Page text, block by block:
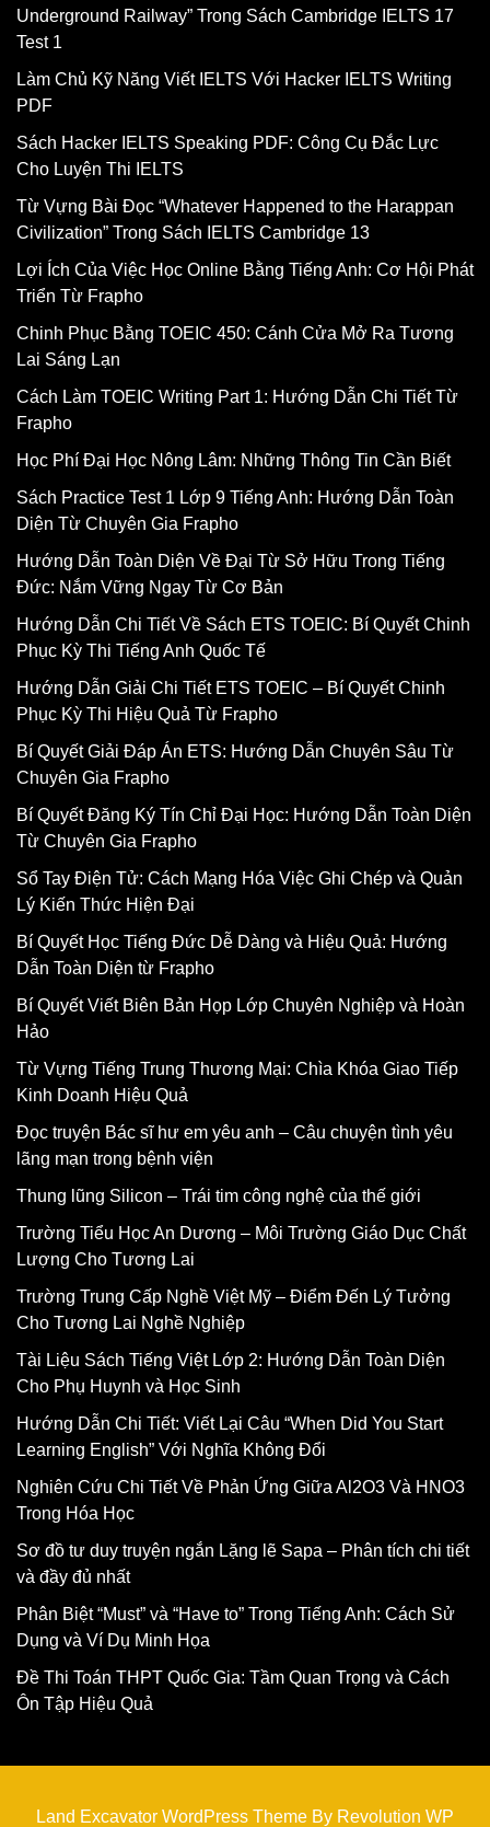
Underground Railway” Trong Sách Cambridge IELTS 17
Test 1
Làm Chủ Kỹ Năng Viết IELTS Với Hacker IELTS Writing
PDF
Sách Hacker IELTS Speaking PDF: Công Cụ Đắc Lực
Cho Luyện Thi IELTS
Từ Vựng Bài Đọc “Whatever Happened to the Harappan
Civilization” Trong Sách IELTS Cambridge 13
Lợi Ích Của Việc Học Online Bằng Tiếng Anh: Cơ Hội Phát
Triển Từ Frapho
Chinh Phục Bằng TOEIC 450: Cánh Cửa Mở Ra Tương
Lai Sáng Lạn
Cách Làm TOEIC Writing Part 1: Hướng Dẫn Chi Tiết Từ
Frapho
Học Phí Đại Học Nông Lâm: Những Thông Tin Cần Biết
Sách Practice Test 1 Lớp 9 Tiếng Anh: Hướng Dẫn Toàn
Diện Từ Chuyên Gia Frapho
Hướng Dẫn Toàn Diện Về Đại Từ Sở Hữu Trong Tiếng
Đức: Nắm Vững Ngay Từ Cơ Bản
Hướng Dẫn Chi Tiết Về Sách ETS TOEIC: Bí Quyết Chinh
Phục Kỳ Thi Tiếng Anh Quốc Tế
Hướng Dẫn Giải Chi Tiết ETS TOEIC – Bí Quyết Chinh
Phục Kỳ Thi Hiệu Quả Từ Frapho
Bí Quyết Giải Đáp Án ETS: Hướng Dẫn Chuyên Sâu Từ
Chuyên Gia Frapho
Bí Quyết Đăng Ký Tín Chỉ Đại Học: Hướng Dẫn Toàn Diện
Từ Chuyên Gia Frapho
Sổ Tay Điện Tử: Cách Mạng Hóa Việc Ghi Chép và Quản
Lý Kiến Thức Hiện Đại
Bí Quyết Học Tiếng Đức Dễ Dàng và Hiệu Quả: Hướng
Dẫn Toàn Diện từ Frapho
Bí Quyết Viết Biên Bản Họp Lớp Chuyên Nghiệp và Hoàn
Hảo
Từ Vựng Tiếng Trung Thương Mại: Chìa Khóa Giao Tiếp
Kinh Doanh Hiệu Quả
Đọc truyện Bác sĩ hư em yêu anh – Câu chuyện tình yêu
lãng mạn trong bệnh viện
Thung lũng Silicon – Trái tim công nghệ của thế giới
Trường Tiểu Học An Dương – Môi Trường Giáo Dục Chất
Lượng Cho Tương Lai
Trường Trung Cấp Nghề Việt Mỹ – Điểm Đến Lý Tưởng
Cho Tương Lai Nghề Nghiệp
Tài Liệu Sách Tiếng Việt Lớp 2: Hướng Dẫn Toàn Diện
Cho Phụ Huynh và Học Sinh
Hướng Dẫn Chi Tiết: Viết Lại Câu “When Did You Start
Learning English” Với Nghĩa Không Đổi
Nghiên Cứu Chi Tiết Về Phản Ứng Giữa Al2O3 Và HNO3
Trong Hóa Học
Sơ đồ tư duy truyện ngắn Lặng lẽ Sapa – Phân tích chi tiết
và đầy đủ nhất
Phân Biệt “Must” và “Have to” Trong Tiếng Anh: Cách Sử
Dụng và Ví Dụ Minh Họa
Đề Thi Toán THPT Quốc Gia: Tầm Quan Trọng và Cách
Ôn Tập Hiệu Quả
Land Excavator WordPress Theme By Revolution WP